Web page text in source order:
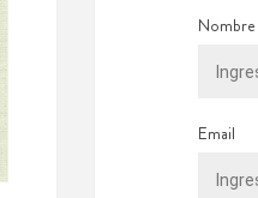
Nombre
Email